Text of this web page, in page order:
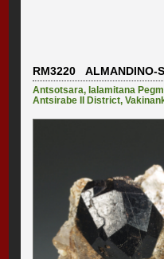
RM3220 ALMANDINO-
Antsotsara, Ialamitana
Antsirabe II District,